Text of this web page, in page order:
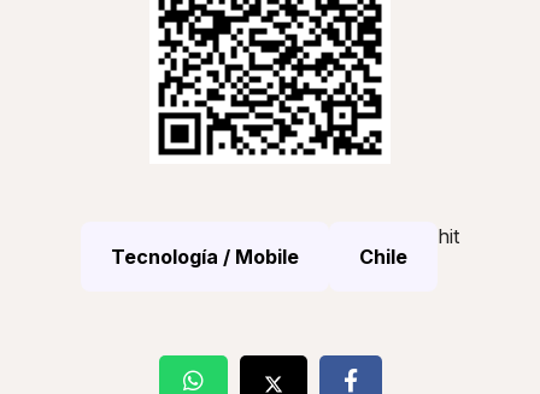
Tecnología / Mobile Chile
hit